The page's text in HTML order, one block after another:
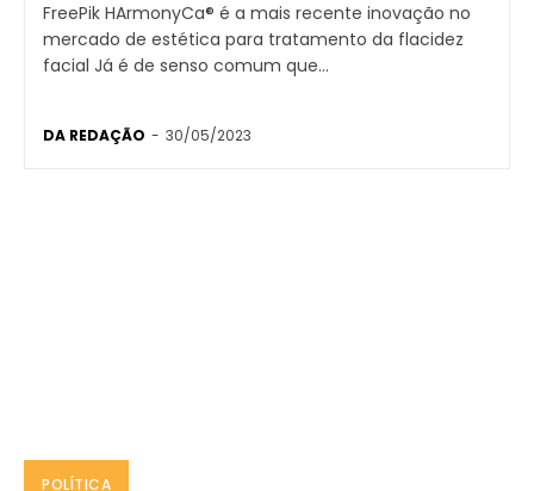
FreePik HArmonyCa® é a mais recente inovação no
mercado de estética para tratamento da flacidez
facial Já é de senso comum que...
DA REDAÇÃO - 30/05/2023
POLÍTICA